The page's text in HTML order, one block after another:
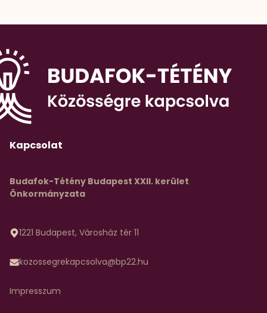
Kapcsolat
Budafok-Tétény Budapest XXII. kerület
Önkormányzata
1221 Budapest, Városház tér 11
kozossegrekapcsolva@bp22.hu
Impresszum